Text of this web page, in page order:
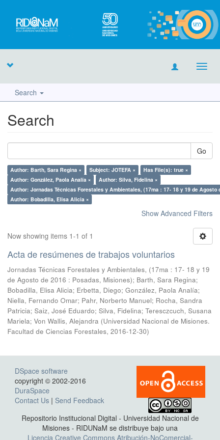
Search
Search
Go
Author: Barth, Sara Regina × Subject: JOTEFA ×
Has File(s): true ×
Author: González, Paola Analía ×
Author: Silva, Fidelina ×
Author: Jornadas Técnicas Forestales y Ambientales, (17ma : 17- 18 y 19 de Agosto
Author: Bobadilla, Elisa Alicia ×
Show Advanced Filters
Now showing items 1-1 of 1
Acta de resúmenes de trabajos voluntarios
Jornadas Técnicas Forestales y Ambientales, (17ma : 17- 18 y 19
de Agosto de 2016 : Posadas, Misiones); Barth, Sara Regina;
Bobadilla, Elisa Alicia; Erbetta, Diego; González, Paola Analía;
Niella, Fernando Omar; Pahr, Norberto Manuel; Rocha, Sandra
Patricia; Saiz, José Eduardo; Silva, Fidelina; Teresczcuch, Susana
Mariela; Von Wallis, Alejandra (Universidad Nacional de Misiones.
Facultad de Ciencias Forestales, 2016-12-30)
DSpace software
copyright © 2002-2016
DuraSpace
Contact Us | Send Feedback
Repositorio Institucional Digital - Universidad Nacional de
Misiones - RIDUNaM se distribuye bajo una
Licencia Creative Commons Atribución-NoComercial-